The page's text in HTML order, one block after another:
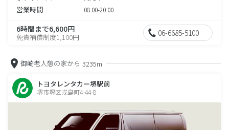
営業時間 08:00-20:00
6時間まで6,600円
免責補償制度1,100円 06-6685-5100
御崎老人憩の家から 3235m
トヨタレンタカー堺駅前
堺市堺区戎島町4-44-8